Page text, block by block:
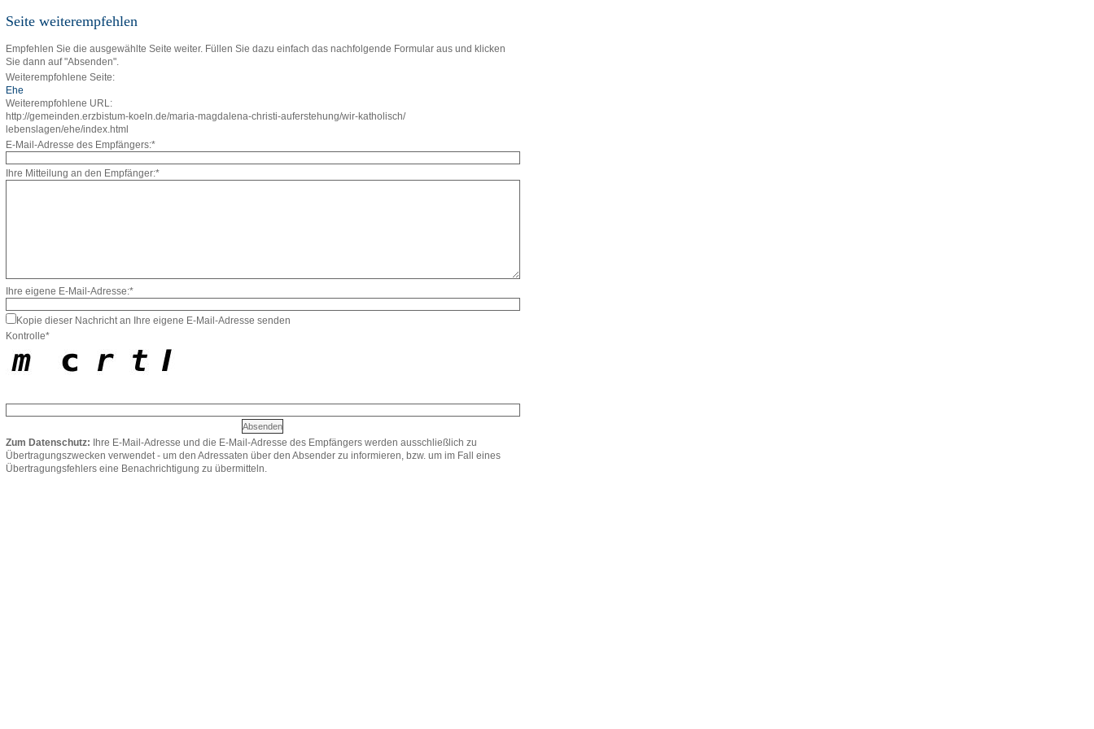
Seite weiterempfehlen
Empfehlen Sie die ausgewählte Seite weiter. Füllen Sie dazu einfach das nachfolgende Formular aus und klicken
Sie dann auf "Absenden".
Weiterempfohlene Seite:
Ehe
Weiterempfohlene URL:
http://gemeinden.erzbistum-koeln.de/maria-magdalena-christi-auferstehung/wir-katholisch/
lebenslagen/ehe/index.html
E-Mail-Adresse des Empfängers:*
Ihre Mitteilung an den Empfänger:*
Ihre eigene E-Mail-Adresse:*
Kopie dieser Nachricht an Ihre eigene E-Mail-Adresse senden
Kontrolle*
Zum Datenschutz: Ihre E-Mail-Adresse und die E-Mail-Adresse des Empfängers werden ausschließlich zu
Übertragungszwecken verwendet - um den Adressaten über den Absender zu informieren, bzw. um im Fall eines
Übertragungsfehlers eine Benachrichtigung zu übermitteln.